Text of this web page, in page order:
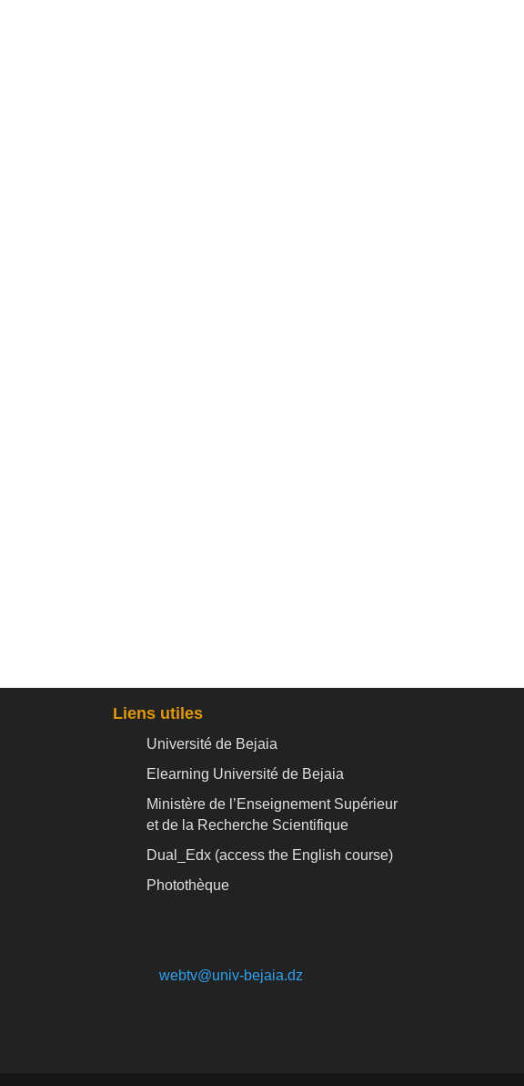
Liens utiles
Université de Bejaia
Elearning Université de Bejaia
Ministère de l’Enseignement Supérieur
et de la Recherche Scientifique
Dual_Edx (access the English course)
Photothèque
webtv@univ-bejaia.dz